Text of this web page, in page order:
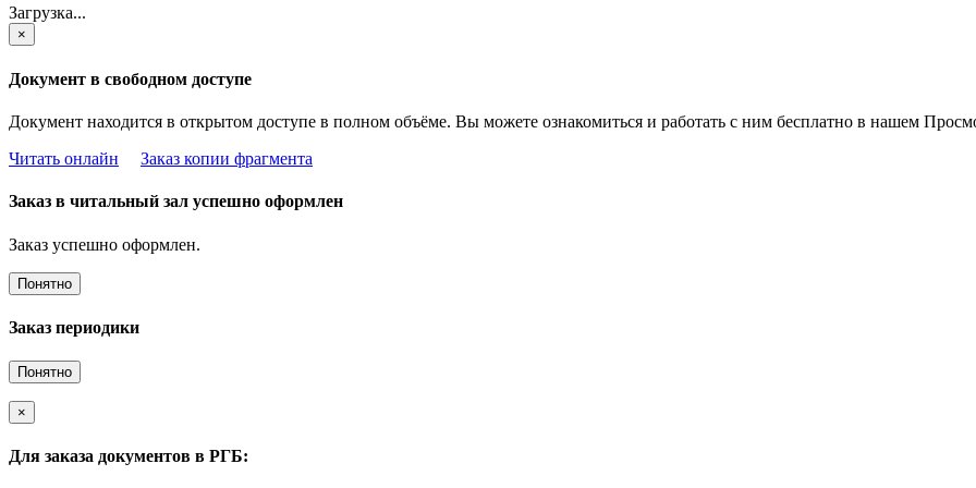
Загрузка...
×
Документ в свободном доступе
Документ находится в открытом доступе в полном объёме. Вы можете ознакомиться и работать с ним бесплатно в нашем
Читать онлайн
Заказ копии фрагмента
Заказ в читальный зал успешно оформлен
Заказ успешно оформлен.
Понятно
Заказ периодики
Понятно
×
Для заказа документов в РГБ: